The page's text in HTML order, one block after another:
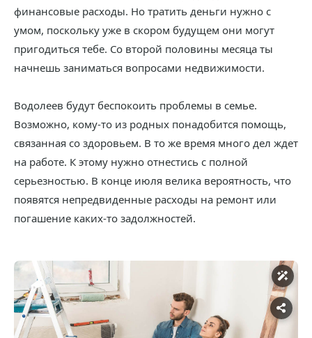
финансовые расходы. Но тратить деньги нужно с
умом, поскольку уже в скором будущем они могут
пригодиться тебе. Со второй половины месяца ты
начнешь заниматься вопросами недвижимости.
Водолеев будут беспокоить проблемы в семье.
Возможно, кому-то из родных понадобится помощь,
связанная со здоровьем. В то же время много дел ждет
на работе. К этому нужно отнестись с полной
серьезностью. В конце июля велика вероятность, что
появятся непредвиденные расходы на ремонт или
погашение каких-то задолжностей.